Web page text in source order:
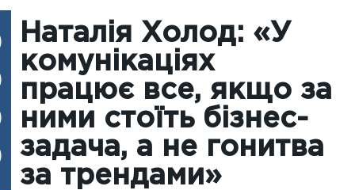
Наталія Холод: «У
комунікаціях
працює все, якщо за
ними стоїть бізнес-
задача, а не гонитва
за трендами»